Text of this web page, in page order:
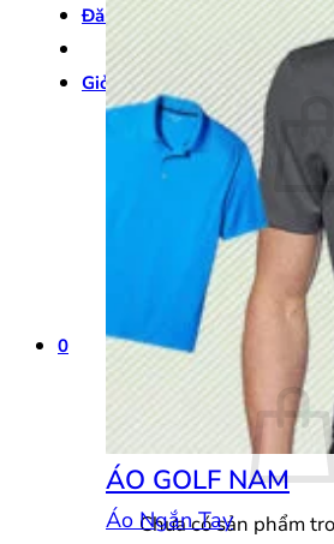
Đăng nhập
Giỏ hàng / 0₫ 0
Chưa có sản
Quay trở lại
0
Giỏ hàng
Chưa có sản phẩm
ÁO GOLF NAM
Áo Ngắn Tay